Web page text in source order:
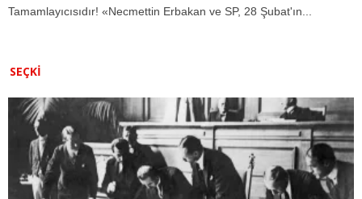
Tamamlayıcısıdır! «Necmettin Erbakan ve SP, 28 Şubat'ın...
SEÇKI